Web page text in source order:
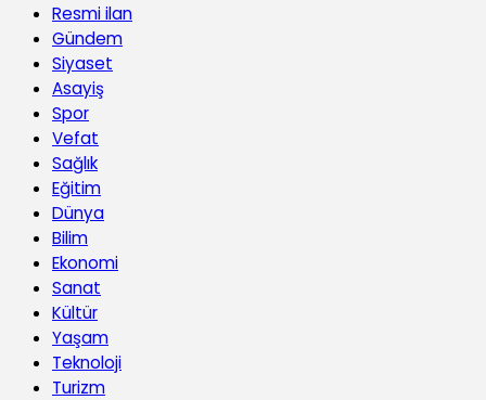
Resmi ilan
Gündem
Siyaset
Asayiş
Spor
Vefat
Sağlık
Eğitim
Dünya
Bilim
Ekonomi
Sanat
Kültür
Yaşam
Teknoloji
Turizm